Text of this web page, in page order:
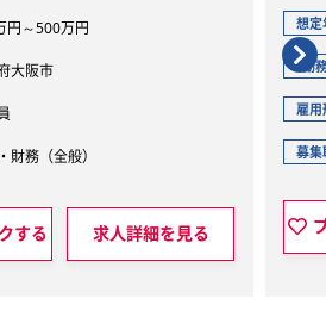
円～500万円
大阪市
財務（全般）
する 求人詳細を見る
想定
勤
雇用
募集